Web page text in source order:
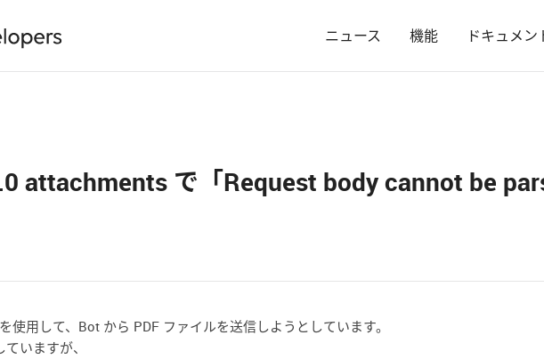
ニュース 機能 ドキュメン
attachments で「Request body cannot be
使用して、Bot から PDF ファイルを送信しようとしています。
いますが、